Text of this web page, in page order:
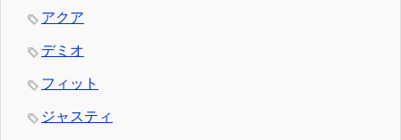
アクア
デミオ
フィット
ジャスティ